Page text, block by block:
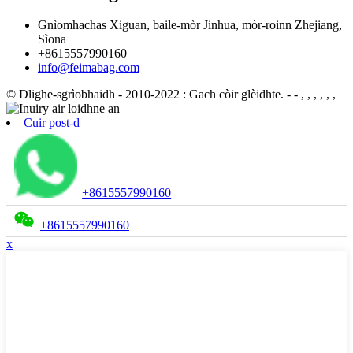
Gnìomhachas Xiguan, baile-mòr Jinhua, mòr-roinn Zhejiang,
Sìona
+8615557990160
info@feimabag.com
© Dlighe-sgrìobhaidh - 2010-2022 : Gach còir glèidhte. - - , , , , , ,
Cuir post-d
+8615557990160
+8615557990160
x